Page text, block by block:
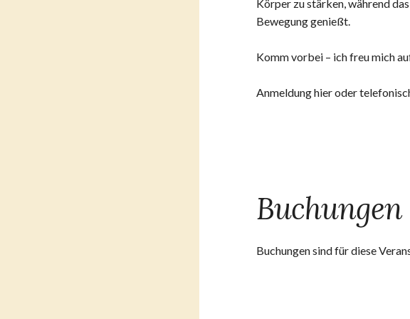
Körper zu stärken, während
Bewegung genießt.
Komm vorbei – ich freu mich
Anmeldung hier oder
Buchungen
Buchungen sind für diese